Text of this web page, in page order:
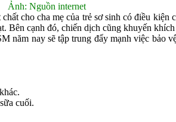
Ảnh: Nguồn internet
cha mẹ của trẻ sơ sinh có điều kiện
cạnh đó, chiến dịch cũng khuyến
sẽ tập trung đẩy mạnh việc bảo vệ,
cuối.